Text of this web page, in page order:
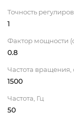
Точность
1
Фактор мощности
0.8
Частота
1500
Частота, Гц
50